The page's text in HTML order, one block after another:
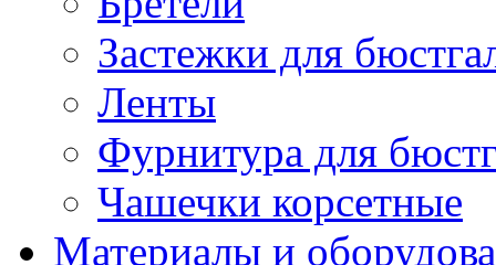
Застежки для
Ленты
Фурнитура для
Чашечки корсетные
Материалы и